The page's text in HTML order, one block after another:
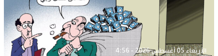
الأربعاء 05 أغسطس 2026 - 4:56